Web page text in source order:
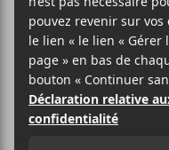
2024-09-21 @ 20:00
Fin :
2024-09-22 @ 23:00
Catégorie
d’Évènement:
Spectacle